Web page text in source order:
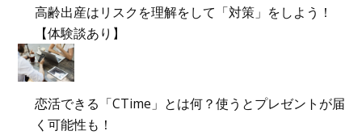
高齢出産はリスクを理解をして「対策」をしよう！
【体験談あり】
恋活できる「CTime」とは何？使うとプレゼントが届
く可能性も！